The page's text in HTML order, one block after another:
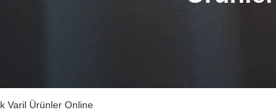
Varil Ürünler Online